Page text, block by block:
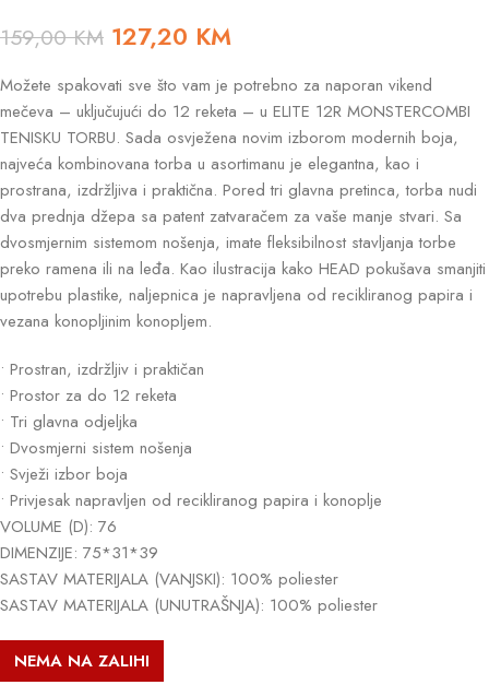
159,00KM 127,20 KM
Možete spakovati sve što vam je potrebno za naporan vikend
mečeva – uključujući do 12 reketa – u ELITE 12R MONSTERCOMBI
TENISKU TORBU. Sada osvježena novim izborom modernih boja,
najveća kombinovana torba u asortimanu je elegantna, kao i
prostrana, izdržljiva i praktična. Pored tri glavna pretinca, torba nudi
dva prednja džepa sa patent zatvaračem za vaše manje stvari. Sa
dvosmjernim sistemom nošenja, imate fleksibilnost stavljanja torbe
preko ramena ili na leđa. Kao ilustracija kako HEAD pokušava smanjiti
upotrebu plastike, naljepnica je napravljena od recikliranog papira i
vezana konopljinim konopljem.
• Prostran, izdržljiv i praktičan
• Prostor za do 12 reketa
• Tri glavna odjeljka
• Dvosmjerni sistem nošenja
• Svježi izbor boja
• Privjesak napravljen od recikliranog papira i konoplje
VOLUME (D): 76
DIMENZIJE: 75*31*39
SASTAV MATERIJALA (VANJSKI): 100% poliester
SASTAV MATERIJALA (UNUTRAŠNJA): 100% poliester
NEMA NA ZALIHI